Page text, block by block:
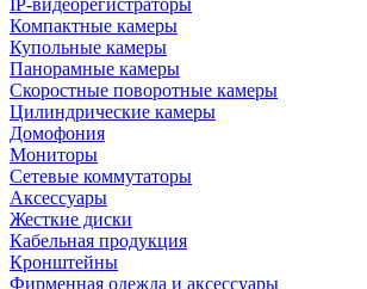
IP-видеорегистраторы
Компактные камеры
Купольные камеры
Панорамные камеры
Скоростные поворотные камеры
Цилиндрические камеры
Домофония
Мониторы
Сетевые коммутаторы
Аксессуары
Жесткие диски
Кабельная продукция
Кронштейны
Фирменная одежда и аксессуары